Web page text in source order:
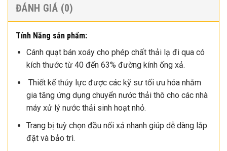
ĐÁNH GIÁ (0)
Tính Năng sản phẩm:
Cánh quạt bán xoáy cho phép chất thải lạ đi qua có
kích thước từ 40 đến 63% đường kính ống xả.
Thiết kế thủy lực được các kỹ sư tối ưu hóa nhằm
gia tăng ứng dụng chuyển nước thải thô cho các nhà
máy xử lý nước thải sinh hoạt nhỏ.
Trang bị tuỳ chọn đầu nối xả nhanh giúp dễ dàng lắp
đặt và bảo trì.